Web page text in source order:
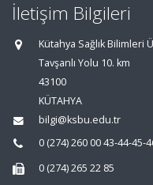
İletişim Bilgileri
Kütahya Sağlık Bilimleri
Tavşanlı Yolu 10. km
43100
KÜTAHYA
bilgi@ksbu.edu.tr
0 (274) 260 00 43-44-45-
0 (274) 265 22 85